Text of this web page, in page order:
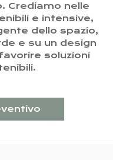
Crediamo nelle
e intensive,
dello spazio,
e su un design
soluzioni